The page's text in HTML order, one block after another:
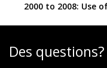
2000 to 2008: Use
Des